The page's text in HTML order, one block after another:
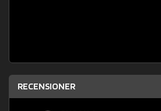
RECENSIONER